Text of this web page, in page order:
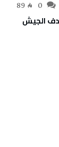
89
الجيش